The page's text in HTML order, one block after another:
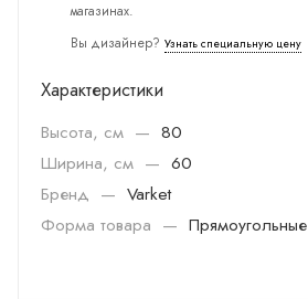
магазинах.
Вы дизайнер? Узнать специальную цену
Характеристики
Высота, см — 80
Ширина, см — 60
Бренд — Varket
Форма товара — Прямоугольные